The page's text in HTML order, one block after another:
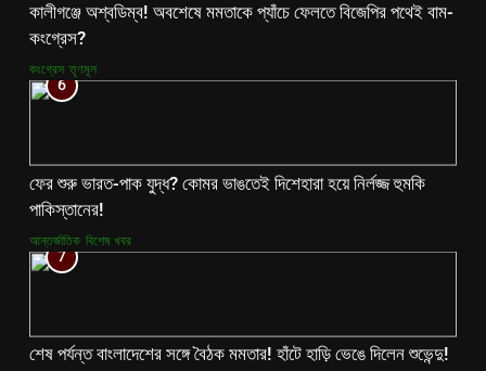
কালীগঞ্জে অশ্বডিম্ব! অবশেষে মমতাকে প্যাঁচে ফেলতে বিজেপির পথেই বাম-
কংগ্রেস?
কংগ্রেস তৃণমূল
6
ফের শুরু ভারত-পাক যুদ্ধ? কোমর ভাঙতেই দিশেহারা হয়ে নির্লজ্জ হুমকি
পাকিস্তানের!
আন্তর্জাতিক বিশেষ খবর
7
শেষ পর্যন্ত বাংলাদেশের সঙ্গে বৈঠক মমতার! হাঁটে হাড়ি ভেঙে দিলেন শুভেন্দু!